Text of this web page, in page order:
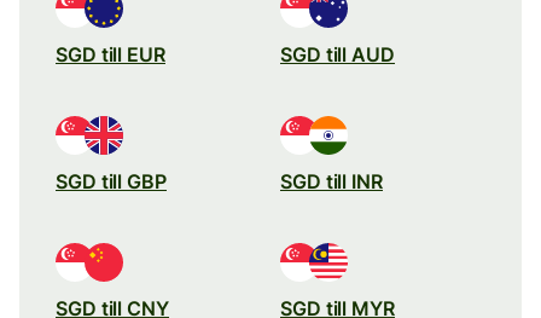
SGD till EUR SGD till AUD
SGD till GBP SGD till INR
SGD till CNY SGD till MYR